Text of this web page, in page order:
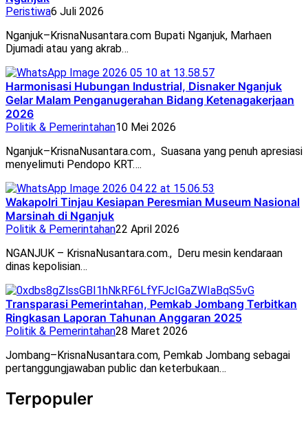
Peristiwa6 Juli 2026
Nganjuk–KrisnaNusantara.com Bupati Nganjuk, Marhaen
Djumadi atau yang akrab…
Harmonisasi Hubungan Industrial, Disnaker Nganjuk
Gelar Malam Penganugerahan Bidang Ketenagakerjaan
2026
Politik & Pemerintahan10 Mei 2026
Nganjuk–KrisnaNusantara.com., Suasana yang penuh apresiasi
menyelimuti Pendopo KRT….
Wakapolri Tinjau Kesiapan Peresmian Museum Nasional
Marsinah di Nganjuk
Politik & Pemerintahan22 April 2026
NGANJUK – KrisnaNusantara.com., Deru mesin kendaraan
dinas kepolisian…
Transparasi Pemerintahan, Pemkab Jombang Terbitkan
Ringkasan Laporan Tahunan Anggaran 2025
Politik & Pemerintahan28 Maret 2026
Jombang–KrisnaNusantara.com, Pemkab Jombang sebagai
pertanggungjawaban public dan keterbukaan…
Terpopuler